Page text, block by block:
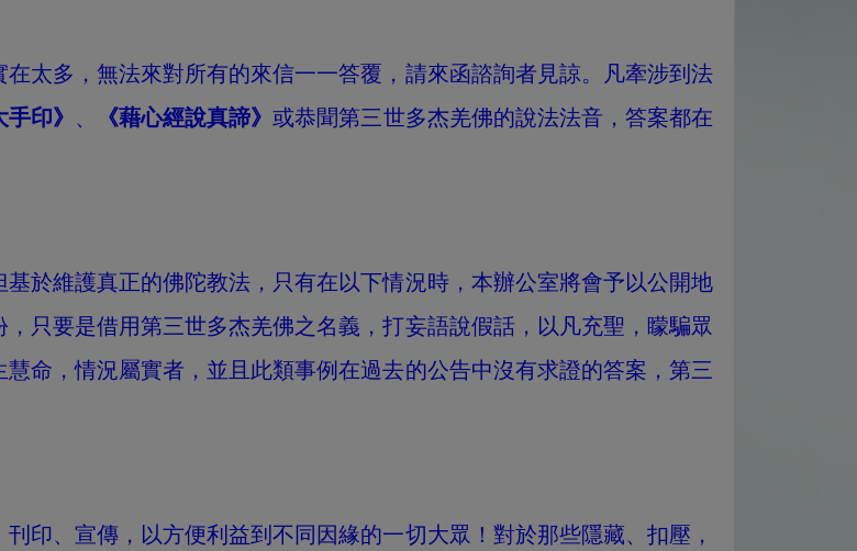
太多，無法來對所有的來信一一答覆，請來函諮詢者見諒。凡牽涉到法
手印》 、 《藉心經說真諦》或恭聞第三世多杰羌佛的說法法音，答案都在
於維護真正的佛陀教法，只有在以下情況時，本辦公室將會予以公開地
只要是借用第三世多杰羌佛之名義，打妄語說假話，以凡充聖，矇騙眾
命，情況屬實者，並且此類事例在過去的公告中沒有求證的答案，第三
印、宣傳，以方便利益到不同因緣的一切大眾！對於那些隱藏、扣壓，